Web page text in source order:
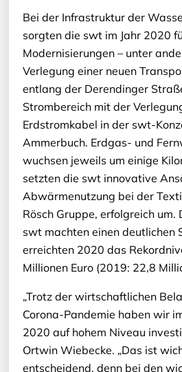
Bei der Infrastruktur der
sorgten die swt im Jahr 2020
Modernisierungen – unter
Verlegung einer neuen
entlang der Derendinger
Strombereich mit der
Erdstromkabel in der swt-
Ammerbuch. Erdgas- und
wuchsen jeweils um einige
setzten die swt innovative
Abwärmenutzung bei der
Rösch Gruppe, erfolgreich
swt machten einen deutlichen
erreichten 2020 das
Millionen Euro (2019: 22,8
„Trotz der wirtschaftlichen
Corona-Pandemie haben wir
2020 auf hohem Niveau
Ortwin Wiebecke. „Das ist
entscheidend, denn bei den